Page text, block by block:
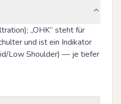
„OHK“ steht für
und ist ein Indikator
Low Shoulder) — je tiefer